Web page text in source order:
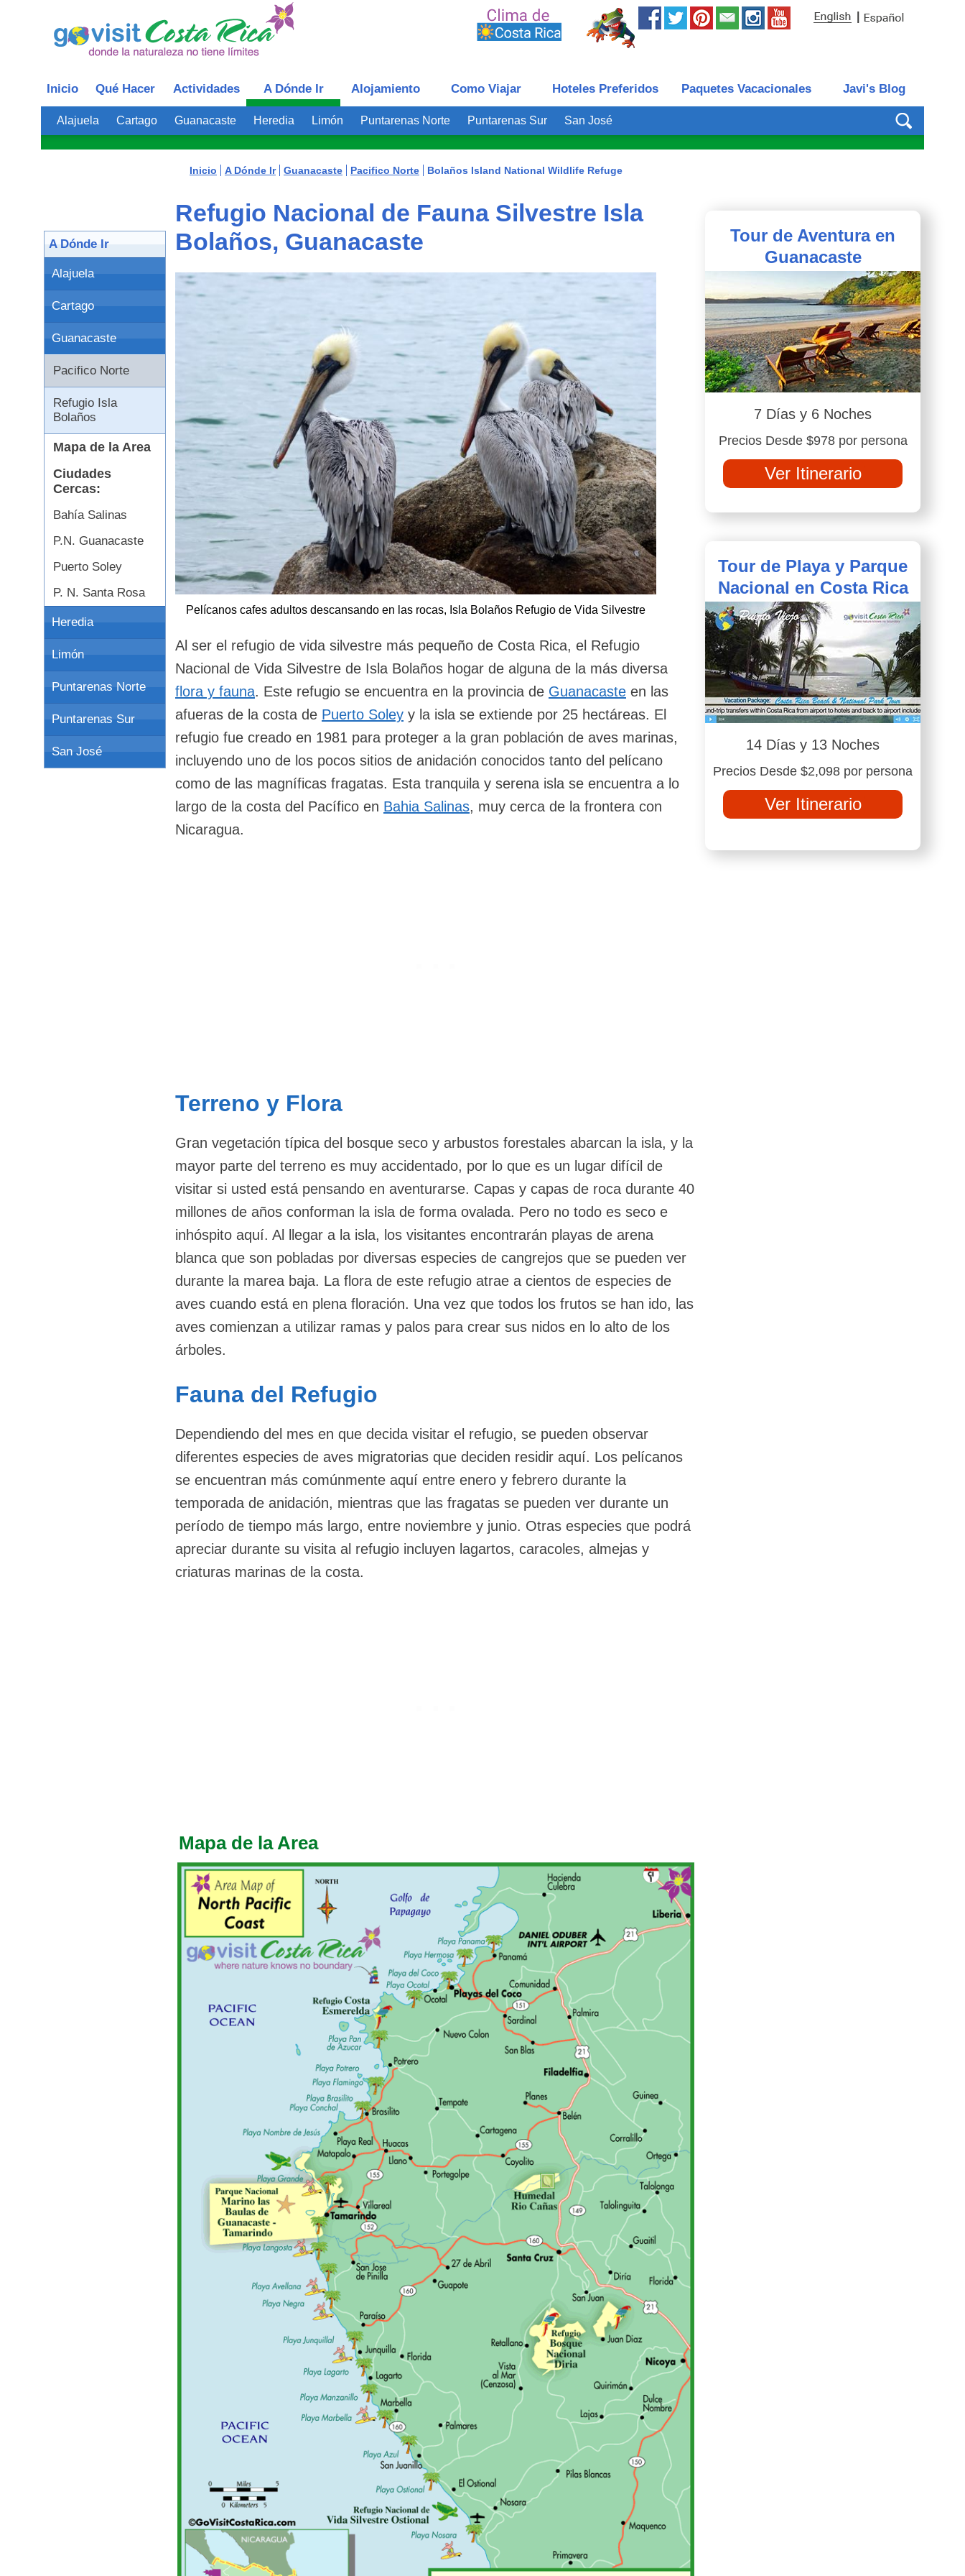
Inicio Qué Hacer Actividades A Dónde Ir Alojamiento Como Viajar Hoteles Preferidos Paquetes Vacacionales Javi's Blog
Alajuela Cartago Guanacaste Heredia Limón Puntarenas Norte Puntarenas Sur San José
A Dónde Ir
Alajuela
Cartago
Guanacaste
Pacifico Norte
Refugio Isla
Bolaños
Mapa de la Area
Ciudades
Cercas:
Bahía Salinas
P.N. Guanacaste
Puerto Soley
P. N. Santa Rosa
Heredia
Limón
Puntarenas Norte
Puntarenas Sur
San José
Inicio A Dónde Ir Guanacaste Pacifico Norte Bolaños Island National Wildlife Refuge
Refugio Nacional de Fauna Silvestre Isla
Bolaños, Guanacaste
Pelícanos cafes adultos descansando en las rocas, Isla Bolaños Refugio de Vida Silvestre
Al ser el refugio de vida silvestre más pequeño de Costa Rica, el Refugio
Nacional de Vida Silvestre de Isla Bolaños hogar de alguna de la más diversa
flora y fauna. Este refugio se encuentra en la provincia de Guanacaste en las
afueras de la costa de Puerto Soley y la isla se extiende por 25 hectáreas. El
refugio fue creado en 1981 para proteger a la gran población de aves marinas,
incluyendo uno de los pocos sitios de anidación conocidos tanto del pelícano
como de las magníficas fragatas. Esta tranquila y serena isla se encuentra a lo
largo de la costa del Pacífico en Bahia Salinas, muy cerca de la frontera con
Nicaragua.
Terreno y Flora
Gran vegetación típica del bosque seco y arbustos forestales abarcan la isla, y la
mayor parte del terreno es muy accidentado, por lo que es un lugar difícil de
visitar si usted está pensando en aventurarse. Capas y capas de roca durante 40
millones de años conforman la isla de forma ovalada. Pero no todo es seco e
inhóspito aquí. Al llegar a la isla, los visitantes encontrarán playas de arena
blanca que son pobladas por diversas especies de cangrejos que se pueden ver
durante la marea baja. La flora de este refugio atrae a cientos de especies de
aves cuando está en plena floración. Una vez que todos los frutos se han ido, las
aves comienzan a utilizar ramas y palos para crear sus nidos en lo alto de los
árboles.
Fauna del Refugio
Dependiendo del mes en que decida visitar el refugio, se pueden observar
diferentes especies de aves migratorias que deciden residir aquí. Los pelícanos
se encuentran más comúnmente aquí entre enero y febrero durante la
temporada de anidación, mientras que las fragatas se pueden ver durante un
período de tiempo más largo, entre noviembre y junio. Otras especies que podrá
apreciar durante su visita al refugio incluyen lagartos, caracoles, almejas y
criaturas marinas de la costa.
Mapa de la Area
Tour de Aventura en
Guanacaste
7 Días y 6 Noches
Precios Desde $978 por persona
Ver Itinerario
Tour de Playa y Parque
Nacional en Costa Rica
14 Días y 13 Noches
Precios Desde $2,098 por persona
Ver Itinerario